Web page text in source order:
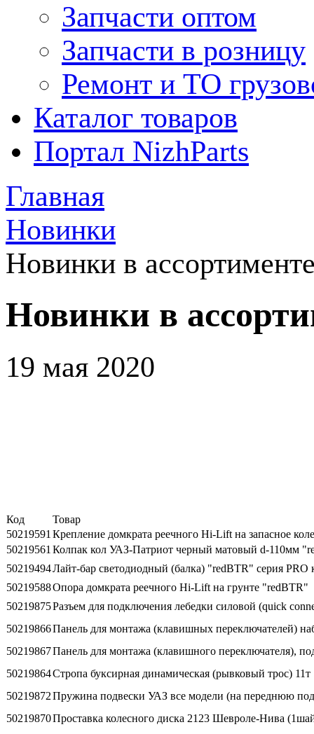
Запчасти оптом
Запчасти в розницу
Ремонт и ТО
Каталог товаров
Портал NizhParts
Главная
Новинки
Новинки в
Новинки в
19 мая 2020
Код
Товар
50219591 Крепление домкрата реечного Hi-Lift на запасное
50219561 Колпак кол УАЗ-Патриот черный матовый d-110мм
50219494Лайт-бар светодиодный (балка) "redBTR" серия
50219588Опора домкрата реечного Hi-Lift на грунте "redBTR"
50219875Разъем для подключения лебедки силовой (quick
50219866Панель для монтажа (клавишных переключателей)
50219867Панель для монтажа (клавишного переключателя),
50219864Стропа буксирная динамическая (рывковый трос)
50219872Пружина подвески УАЗ все модели (на переднюю
50219870Проставка колесного диска 2123 Шевроле-Нива